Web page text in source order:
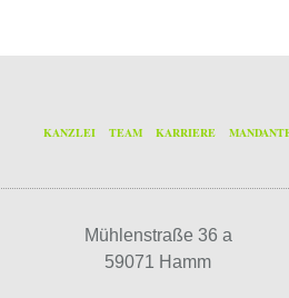
KANZLEI TEAM KARRIERE
Mühlenstraße 36 a
59071 Hamm